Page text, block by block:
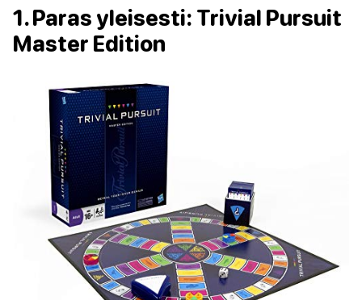
1. Paras yleisesti: Trivial Pursuit
Master Edition